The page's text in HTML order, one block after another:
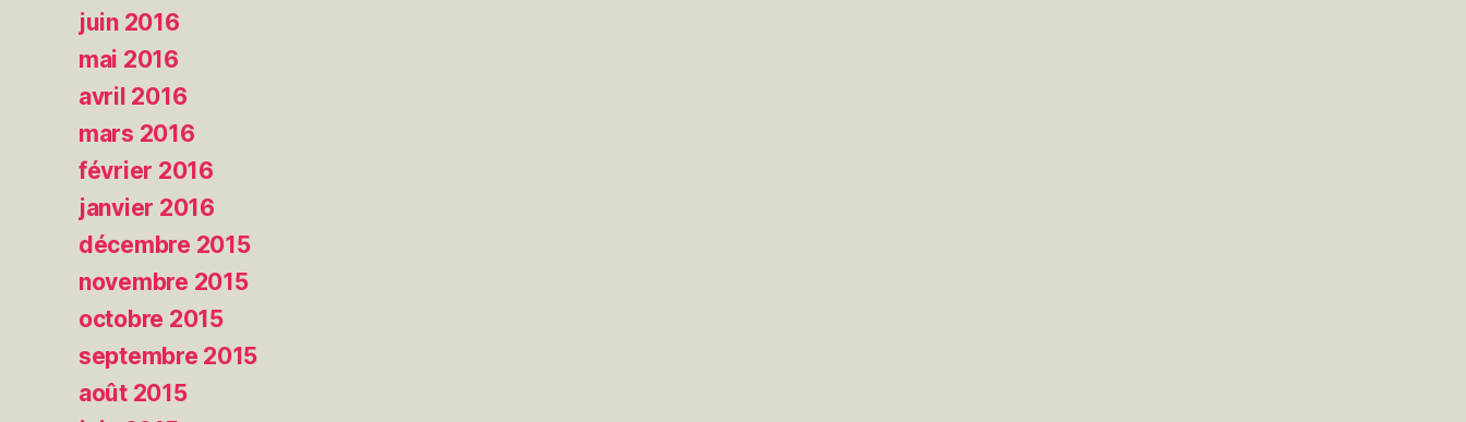
juin 2016
mai 2016
avril 2016
mars 2016
février 2016
janvier 2016
décembre 2015
novembre 2015
octobre 2015
septembre 2015
août 2015